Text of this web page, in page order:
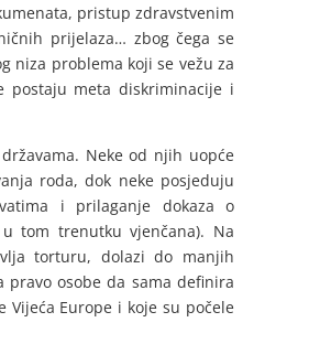
pristup zdravstvenim
prijelaza… zbog čega se
niza problema koji se vežu za
postaju meta diskriminacije i
Neke od njih uopće
roda, dok neke posjeduju
i prilaganje dokaza o
tom trenutku vjenčana). Na
torturu, dolazi do manjih
pravo osobe da sama definira
Vijeća Europe i koje su počele